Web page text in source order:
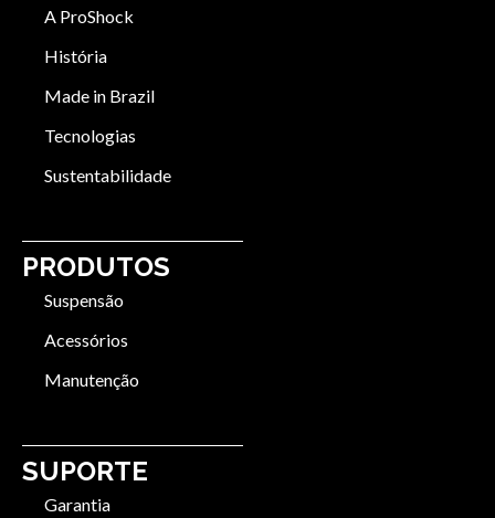
A ProShock
História
Made in Brazil
Tecnologias
Sustentabilidade
PRODUTOS
Suspensão
Acessórios
Manutenção
SUPORTE
Garantia